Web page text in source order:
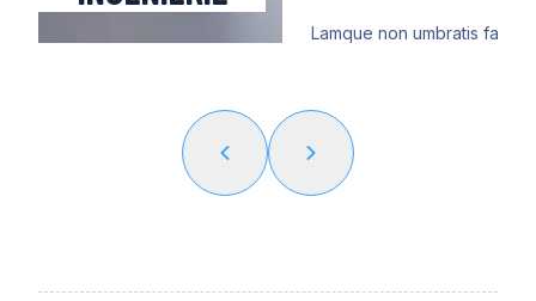
Lamque non umbratis
ingressusque obscuro iam
regiis indumentis
et paludamento communi,
haec nihil passurum velut